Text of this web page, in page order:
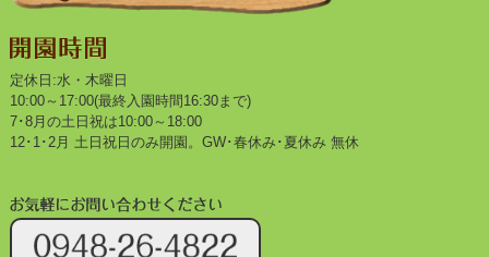
定休日:水・木曜日
10:00～17:00(最終入園時間16:30まで)
7･8月の土日祝は10:00～18:00
12･1･2月 土日祝日のみ開園。GW･春休み･夏休み 無休